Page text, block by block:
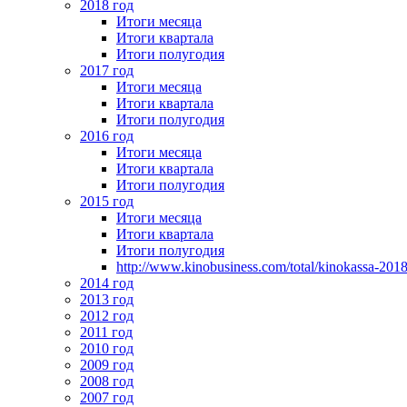
2018 год
Итоги месяца
Итоги квартала
Итоги полугодия
2017 год
Итоги месяца
Итоги квартала
Итоги полугодия
2016 год
Итоги месяца
Итоги квартала
Итоги полугодия
2015 год
Итоги месяца
Итоги квартала
Итоги полугодия
http://www.kinobusiness.com/total/kinokassa-
2014 год
2013 год
2012 год
2011 год
2010 год
2009 год
2008 год
2007 год